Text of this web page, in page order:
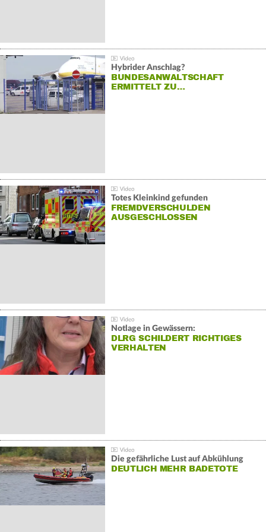
Hybrider Anschlag?
BUNDESANWALTSCHAFT
ERMITTELT ZU…
Totes Kleinkind gefunden
FREMDVERSCHULDEN
AUSGESCHLOSSEN
Notlage in Gewässern:
DLRG SCHILDERT RICHTIGES
VERHALTEN
Die gefährliche Lust auf Abkühlung
DEUTLICH MEHR BADETOTE